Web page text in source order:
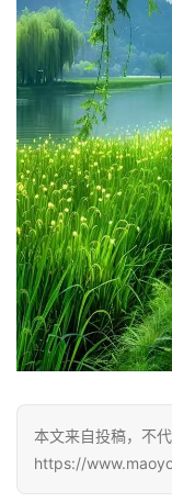
首
页
本文来自投稿，不
https://